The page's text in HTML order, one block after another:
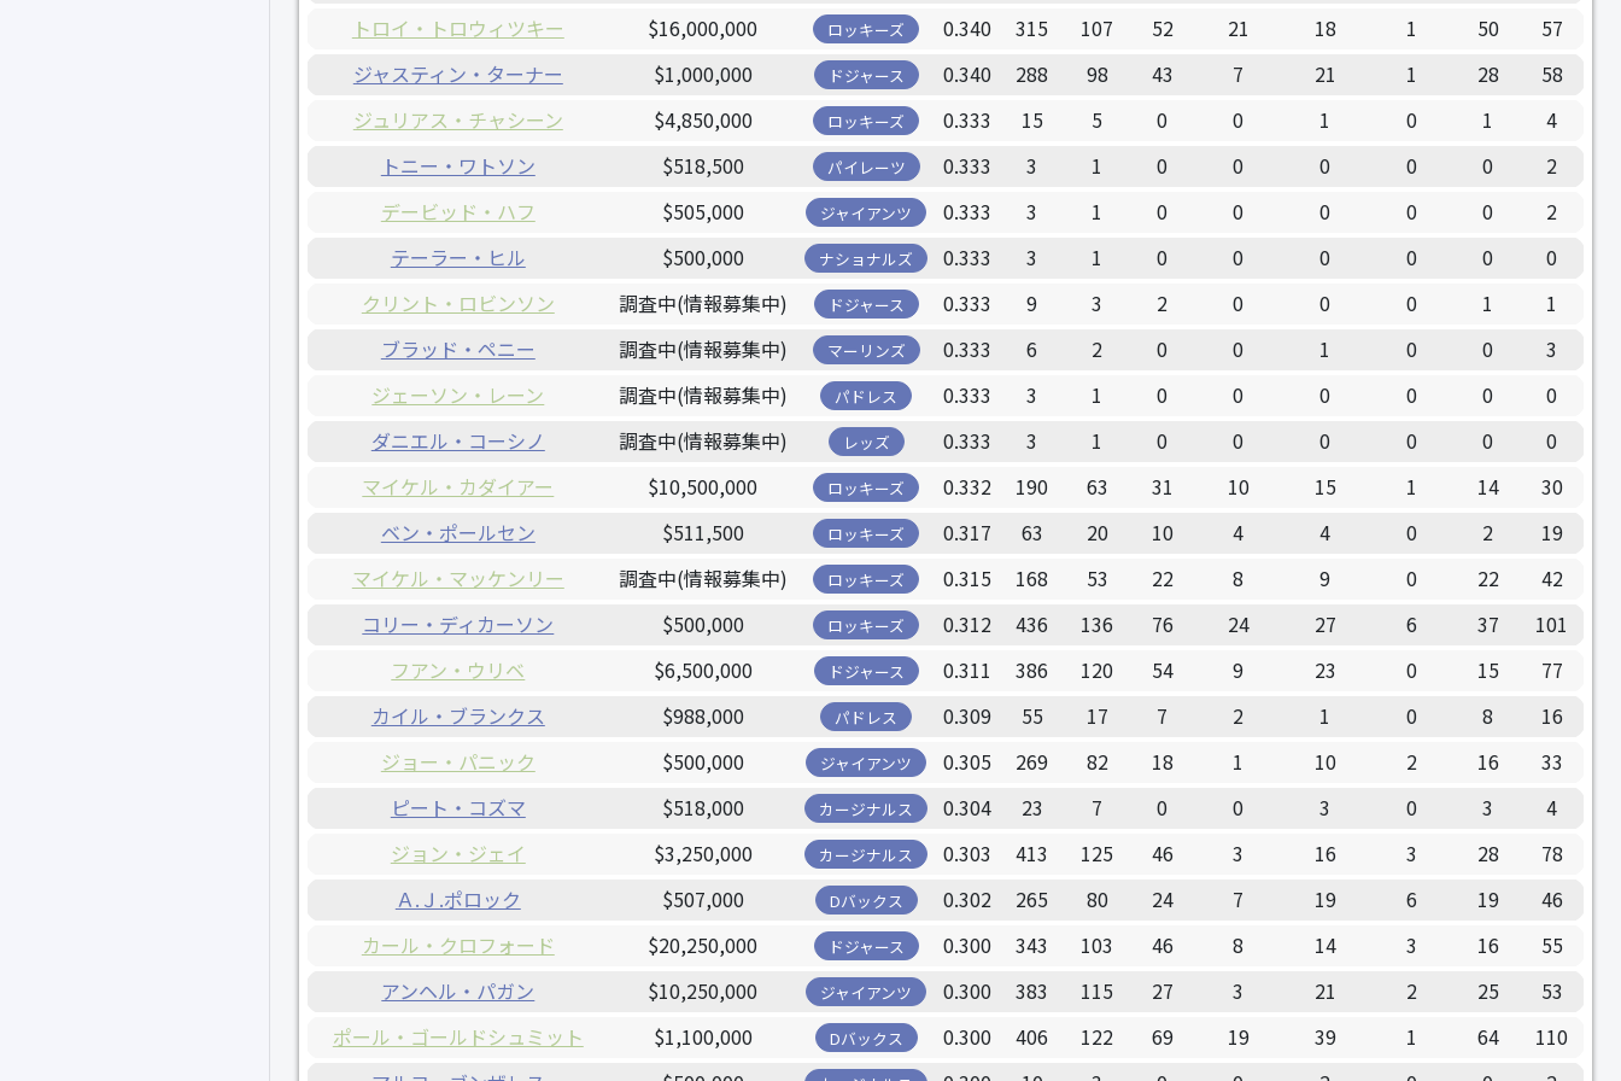
トロイ・トロウィツキー $16,000,000 ロッキーズ 0.340 315 107 52 21 18 1 50
57
ジャスティン・ターナー
$1,000,000 ドジャース 0.340 288 98 43 7 21 1 28
58
ジュリアス・チャシーン
$4,850,000 ロッキーズ 0.333 15 5 0 0 1 0 1
4
トニー・ワトソン
$518,500 パイレーツ 0.333 3 1 0 0 0 0 0
2
デービッド・ハフ
$505,000 ジャイアンツ 0.333 3 1 0 0 0 0 0
2
テーラー・ヒル
$500,000 ナショナルズ 0.333 3 1 0 0 0 0 0
0
クリント・ロビンソン
調査中(情報募集中) ドジャース 0.333 9 3 2 0 0 0 1
1
ブラッド・ペニー
調査中(情報募集中) マーリンズ 0.333 6 2 0 0 1 0 0
3
ジェーソン・レーン
調査中(情報募集中) パドレス 0.333 3 1 0 0 0 0 0
0
ダニエル・コーシノ
調査中(情報募集中) レッズ 0.333 3 1 0 0 0 0 0
0
マイケル・カダイアー
$10,500,000 ロッキーズ 0.332 190 63 31 10 15 1 14
30
ベン・ポールセン
$511,500 ロッキーズ 0.317 63 20 10 4 4 0 2
19
マイケル・マッケンリー
調査中(情報募集中) ロッキーズ 0.315 168 53 22 8 9 0 22
42
コリー・ディカーソン
$500,000 ロッキーズ 0.312 436 136 76 24 27 6 37
101
フアン・ウリベ
$6,500,000 ドジャース 0.311 386 120 54 9 23 0 15
77
カイル・ブランクス
$988,000 パドレス 0.309 55 17 7 2 1 0 8
16
ジョー・パニック
$500,000 ジャイアンツ 0.305 269 82 18 1 10 2 16
33
ピート・コズマ
$518,000 カージナルス 0.304 23 7 0 0 3 0 3
4
ジョン・ジェイ
$3,250,000 カージナルス 0.303 413 125 46 3 16 3 28
78
Ａ.Ｊ.ポロック
$507,000 Dバックス 0.302 265 80 24 7 19 6 19
46
カール・クロフォード
$20,250,000 ドジャース 0.300 343 103 46 8 14 3 16
55
アンヘル・パガン
$10,250,000 ジャイアンツ 0.300 383 115 27 3 21 2 25
53
ポール・ゴールドシュミット
$1,100,000 Dバックス 0.300 406 122 69 19 39 1 64
110